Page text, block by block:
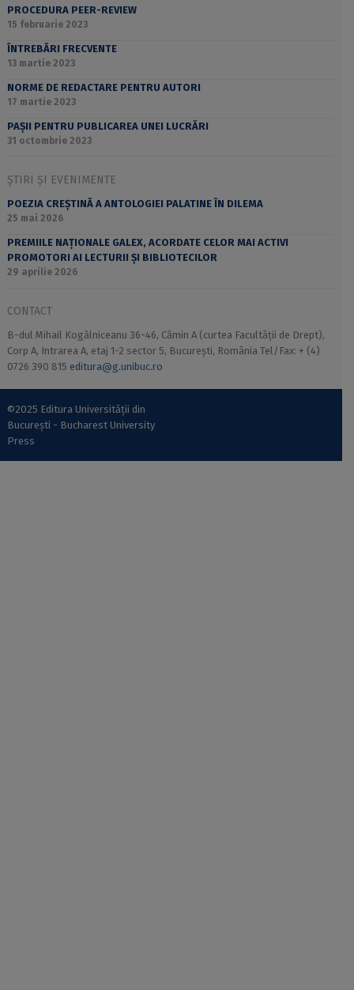
PROCEDURA PEER-REVIEW
15 februarie 2023
ÎNTREBĂRI FRECVENTE
13 martie 2023
NORME DE REDACTARE PENTRU AUTORI
17 martie 2023
PAȘII PENTRU PUBLICAREA UNEI LUCRĂRI
31 octombrie 2023
ȘTIRI ȘI EVENIMENTE
POEZIA CREȘTINĂ A ANTOLOGIEI PALATINE ÎN DILEMA
25 mai 2026
PREMIILE NAȚIONALE GALEX, ACORDATE CELOR MAI ACTIVI
PROMOTORI AI LECTURII ȘI BIBLIOTECILOR
29 aprilie 2026
CONTACT
B-dul Mihail Kogălniceanu 36-46, Cămin A (curtea Facultății de Drept),
Corp A, Intrarea A, etaj 1-2 sector 5, București, România Tel/Fax: + (4)
0726 390 815 editura@g.unibuc.ro
©2025 Editura Universității din
București - Bucharest University
Press